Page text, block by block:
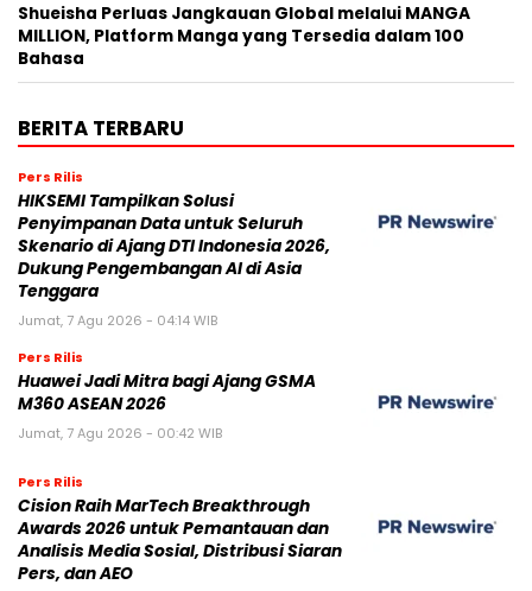
Shueisha Perluas Jangkauan Global melalui MANGA
MILLION, Platform Manga yang Tersedia dalam 100
Bahasa
BERITA TERBARU
Pers Rilis
HIKSEMI Tampilkan Solusi
Penyimpanan Data untuk Seluruh
Skenario di Ajang DTI Indonesia 2026,
Dukung Pengembangan AI di Asia
Tenggara
Jumat, 7 Agu 2026 - 04:14 WIB
Pers Rilis
Huawei Jadi Mitra bagi Ajang GSMA
M360 ASEAN 2026
Jumat, 7 Agu 2026 - 00:42 WIB
Pers Rilis
Cision Raih MarTech Breakthrough
Awards 2026 untuk Pemantauan dan
Analisis Media Sosial, Distribusi Siaran
Pers, dan AEO